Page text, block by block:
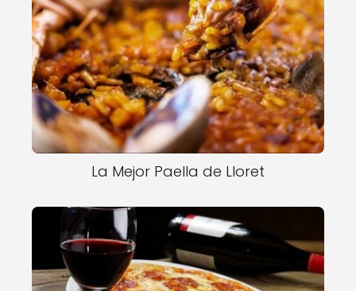
La Mejor Paella de Lloret